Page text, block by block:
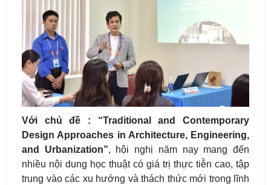
Với chủ đề : “Traditional and Contemporary
Design Approaches in Architecture, Engineering,
and Urbanization”, hội nghị năm nay mang đến
nhiều nội dung học thuật có giá trị thực tiễn cao, tập
trung vào các xu hướng và thách thức mới trong lĩnh